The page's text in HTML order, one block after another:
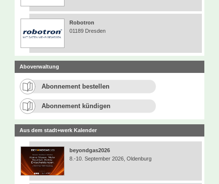
Robotron
01189 Dresden
Aboverwaltung
Abonnement bestellen
Abonnement kündigen
Aus dem stadt+werk Kalender
beyondgas2026
8.-10. September 2026, Oldenburg